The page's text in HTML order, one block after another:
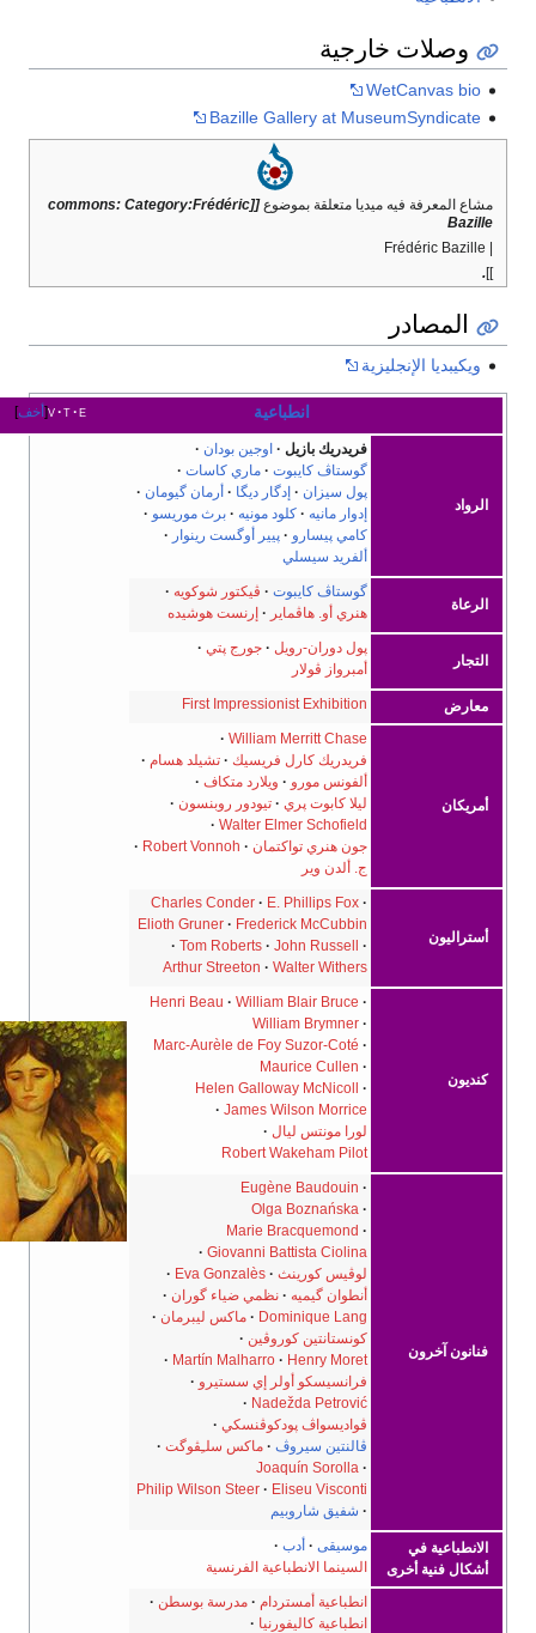
وصلات خارجية
WetCanvas bio
Bazille Gallery at MuseumSyndicate
المعرفة فيه ميديا متعلقة بموضوع [[commons: Category:Frédéric
المصادر
ويكيبديا الإنجليزية
أخف
فريدريك بازيل
اوجين بودان
گوستاڤ كايبوت
ماري كاسات
پول سيزان
إدگار ديگا
أرمان گيومان
إدوار مانيه
كلود مونيه
برث موريسو
كامي پيسارو
پيير أوگست رينوار
ألفريد سيسلي
گوستاڤ كايبوت
ڤيكتور شوكويه
هنري أو. هاڤماير
إرنست هوشيده
پول دوران-رويل
جورج پتي
أمبرواز ڤولار
First Impressionist Exhibition
William Merritt Chase
فريدريك كارل فريسيك
تشيلد هسام
ألفونس مورو
ويلارد متكاف
ليلا كابوت پري
تيودور روبنسون
Walter Elmer Schofield
جون هنري تواكتمان
Robert Vonnoh
ج. ألدن وير
Charles Conder
E. Phillips Fox
Elioth Gruner
Frederick McCubbin
Tom Roberts
John Russell
Arthur Streeton
Walter Withers
Henri Beau
William Blair Bruce
William Brymner
Marc-Aurèle de Foy Suzor-Coté
Maurice Cullen
Helen Galloway McNicoll
James Wilson Morrice
لورا مونتس ليال
Robert Wakeham Pilot
آخرون
Eugène Baudouin
Olga Boznańska
Marie Bracquemond
Giovanni Battista Ciolina
لوڤيس كورينث
Eva Gonzalès
أنطوان گيميه
نظمي ضياء گوران
Dominique Lang
ماكس ليبرمان
كونستانتين كوروڤين
Martín Malharro
Henry Moret
فرانسيسكو أولر إي سستيرو
Nadežda Petrović
ڤواديسواڤ پودكوڤنسكي
ڤالنتين سيروڤ
ماكس سلـِڤوگت
Joaquín Sorolla
Philip Wilson Steer
Eliseu Visconti
شفيق شاروبيم
في
فنية أخرى
موسيقى
أدب
السينما الانطباعية الفرنسية
انطباعية أمستردام
مدرسة بوسطن
انطباعية كاليفورنيا